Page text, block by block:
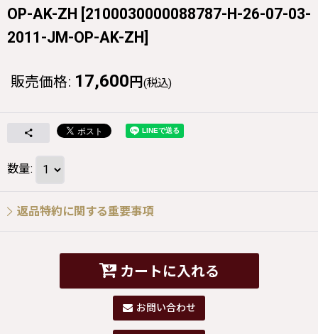
OP-AK-ZH [2100030000088787-H-26-07-03-
2011-JM-OP-AK-ZH]
販売価格: 17,600 円 (税込)
数量:
返品特約に関する重要事項
カートに入れる
お問い合わせ